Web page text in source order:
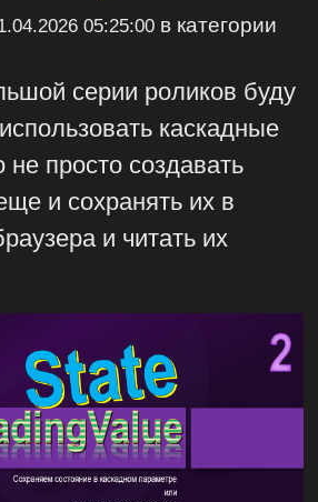
05:25:00в категории
серии роликов буду
каскадные
просто создавать
и сохранять их в
и читать их